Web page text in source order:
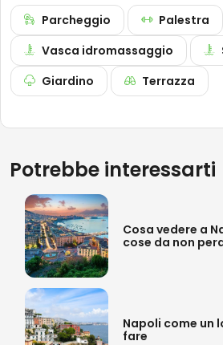
Parcheggio
Palestra
Vasca idromassaggio
Giardino
Terrazza
Potrebbe interessarti
Cosa vedere a
cose da non
Napoli come un
fare